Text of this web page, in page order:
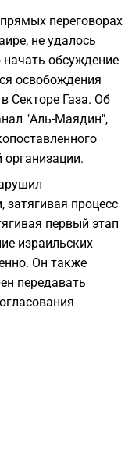
переговорах
не удалось
обсуждение
освобождения
Секторе Газа. Об
"Аль-Маядин",
организации.
затягивая процесс
первый этап
израильских
Он также
передавать